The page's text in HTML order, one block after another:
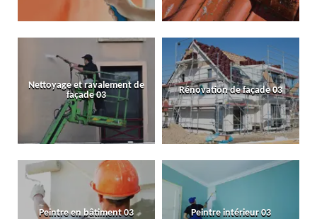
Nettoyage et ravalement de
façade 03
Rénovation de façade 03
Peintre en bâtiment 03 Peintre intérieur 03